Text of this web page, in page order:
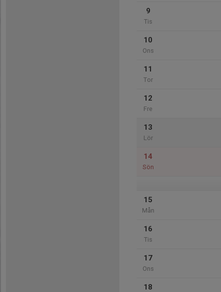
9
Tis
10
Ons
11
Tor
12
Fre
13
Lör
14
Sön
15
Mån
16
Tis
17
Ons
18